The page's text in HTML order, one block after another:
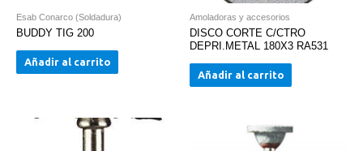
Esab Conarco (Soldadura)
BUDDY TIG 200
Añadir al carrito
Amoladoras y accesorios
DISCO CORTE C/CTRO
DEPRI.METAL 180X3 RA531
Añadir al carrito